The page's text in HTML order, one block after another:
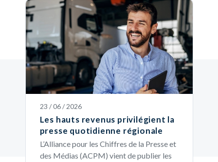
23 / 06 / 2026
Les hauts revenus privilégient la
presse quotidienne régionale
L’Alliance pour les Chiffres de la Presse et
des Médias (ACPM) vient de publier les